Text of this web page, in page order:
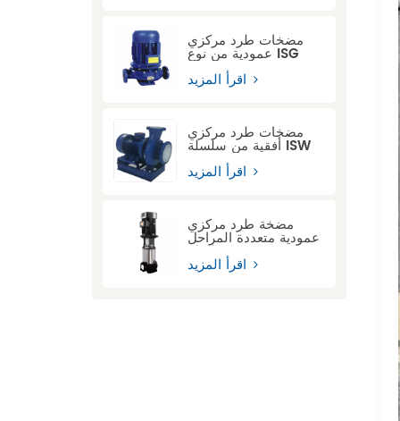
مضخات طرد مركزي
عمودية من نوع ISG
مضخات طرد مركزي
أفقية من سلسلة ISW
مضخة طرد مركزي
عمودية متعددة المراحل